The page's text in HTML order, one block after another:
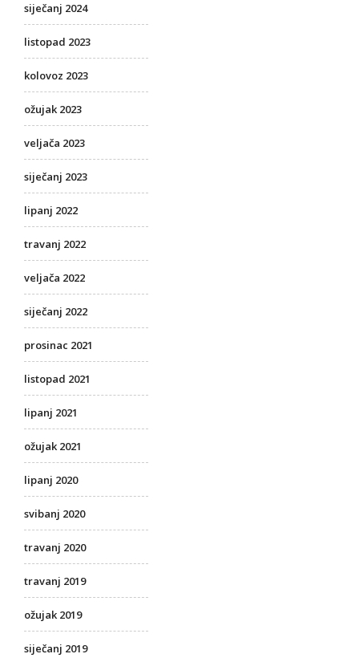
siječanj 2024
listopad 2023
kolovoz 2023
ožujak 2023
veljača 2023
siječanj 2023
lipanj 2022
travanj 2022
veljača 2022
siječanj 2022
prosinac 2021
listopad 2021
lipanj 2021
ožujak 2021
lipanj 2020
svibanj 2020
travanj 2020
travanj 2019
ožujak 2019
siječanj 2019